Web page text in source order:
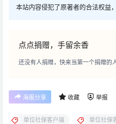
本站内容侵犯了原著者的合法权益
点点捐赠，手留余香
还没有人捐赠，快来当第一个捐赠的人
海报分享 收藏 举报
单位社保客户端 单位社保